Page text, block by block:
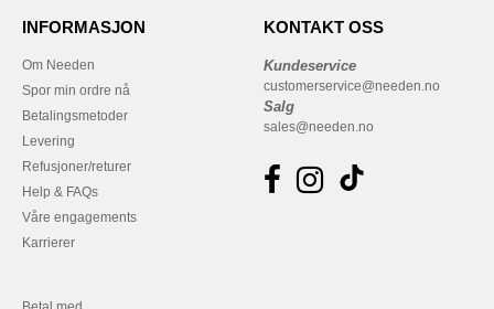
INFORMASJON
Om Needen
Spor min ordre nå
Betalingsmetoder
Levering
Refusjoner/returer
Help & FAQs
Våre engagements
Karrierer
KONTAKT OSS
Kundeservice
customerservice@needen.no
Salg
sales@needen.no